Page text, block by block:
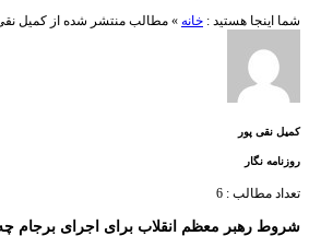
شما اینجا هستید : خانه » مطالب منتشر شده از کمیل
کمیل نقی پور
روزنامه نگار
تعداد مطالب : 6
شروط رهبر معظم انقلاب برای اجرای برجام